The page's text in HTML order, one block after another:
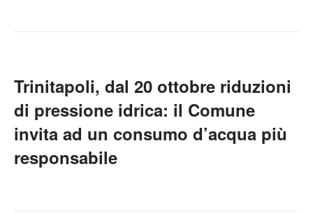
Trinitapoli, dal 20 ottobre riduzioni
di pressione idrica: il Comune
invita ad un consumo d’acqua più
responsabile